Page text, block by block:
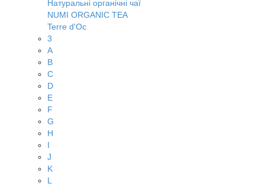
Натуральні органічні чаї
NUMI ORGANIC TEA
Terre d'Oc
3
A
B
C
D
E
F
G
H
I
J
K
L